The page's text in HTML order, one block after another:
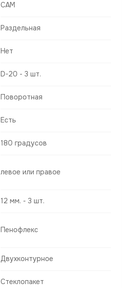
САМ
Раздельная
Нет
D-20 - 3 шт.
Поворотная
Есть
180 градусов
левое или правое
12 мм. - 3 шт.
Пенофлекс
Двухконтурное
Стеклопакет